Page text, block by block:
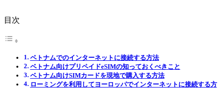
目次
ベトナムでのインターネットに接続する方法
ベトナム向けプリペイドeSIMの知っておくべきこと
ベトナム向けSIMカードを現地で購入する方法
ローミングを利用してヨーロッパでインターネットに接続する方